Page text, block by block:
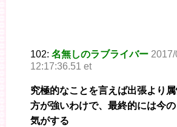
102: 名無しのラブライバー
12:17:36.51 et
究極的なことを言えば出張より
方が強いわけで、最終的には今
気がする